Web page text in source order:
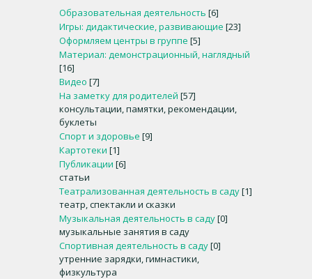
Образовательная деятельность [6]
Игры: дидактические, развивающие [23]
Оформляем центры в группе [5]
Материал: демонстрационный, наглядный
[16]
Видео [7]
На заметку для родителей [57]
консультации, памятки, рекомендации,
буклеты
Спорт и здоровье [9]
Картотеки [1]
Публикации [6]
статьи
Театрализованная деятельность в саду[1]
театр, спектакли и сказки
Музыкальная деятельность в саду[0]
музыкальные занятия в саду
Спортивная деятельность в саду[0]
утренние зарядки, гимнастики,
физкультура